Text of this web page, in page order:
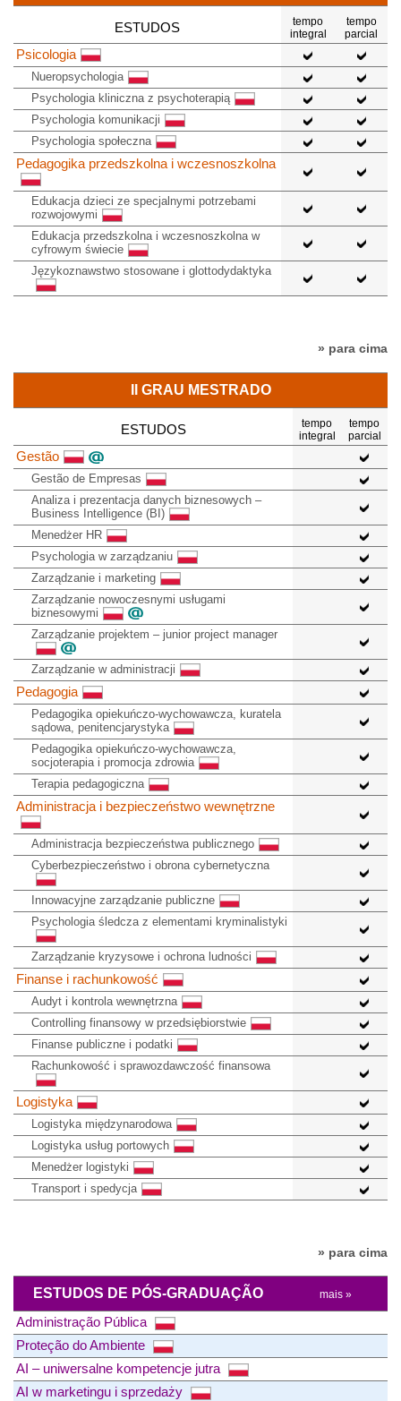
ESTUDOS
tempo
integral
tempo
parcial
Psicologia
Nueropsychologia
Psychologia kliniczna z psychoterapią
Psychologia komunikacji
Psychologia społeczna
Pedagogika przedszkolna i wczesnoszkolna
Edukacja dzieci ze specjalnymi potrzebami
rozwojowymi
Edukacja przedszkolna i wczesnoszkolna w
cyfrowym świecie
Językoznawstwo stosowane i glottodydaktyka
» para cima
II GRAU MESTRADO
ESTUDOS
tempo
integral
tempo
parcial
Gestão
Gestão de Empresas
Analiza i prezentacja danych biznesowych –
Business Intelligence (BI)
Menedżer HR
Psychologia w zarządzaniu
Zarządzanie i marketing
Zarządzanie nowoczesnymi usługami
biznesowymi
Zarządzanie projektem – junior project manager
Zarządzanie w administracji
Pedagogia
Pedagogika opiekuńczo-wychowawcza, kuratela
sądowa, penitencjarystyka
Pedagogika opiekuńczo-wychowawcza,
socjoterapia i promocja zdrowia
Terapia pedagogiczna
Administracja i bezpieczeństwo wewnętrzne
Administracja bezpieczeństwa publicznego
Cyberbezpieczeństwo i obrona cybernetyczna
Innowacyjne zarządzanie publiczne
Psychologia śledcza z elementami kryminalistyki
Zarządzanie kryzysowe i ochrona ludności
Finanse i rachunkowość
Audyt i kontrola wewnętrzna
Controlling finansowy w przedsiębiorstwie
Finanse publiczne i podatki
Rachunkowość i sprawozdawczość finansowa
Logistyka
Logistyka międzynarodowa
Logistyka usług portowych
Menedżer logistyki
Transport i spedycja
» para cima
ESTUDOS DE PÓS-GRADUAÇÃO mais »
Administração Pública
Proteção do Ambiente
AI – uniwersalne kompetencje jutra
AI w marketingu i sprzedaży